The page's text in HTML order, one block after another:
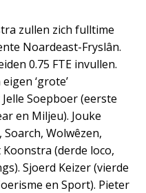
zullen zich fulltime
Noardeast-Fryslân.
0.75 FTE invullen.
‘grote’
Soepboer (eerste
en Miljeu). Jouke
Wolwêzen,
(derde loco,
Sjoerd Keizer (vierde
en Sport). Pieter